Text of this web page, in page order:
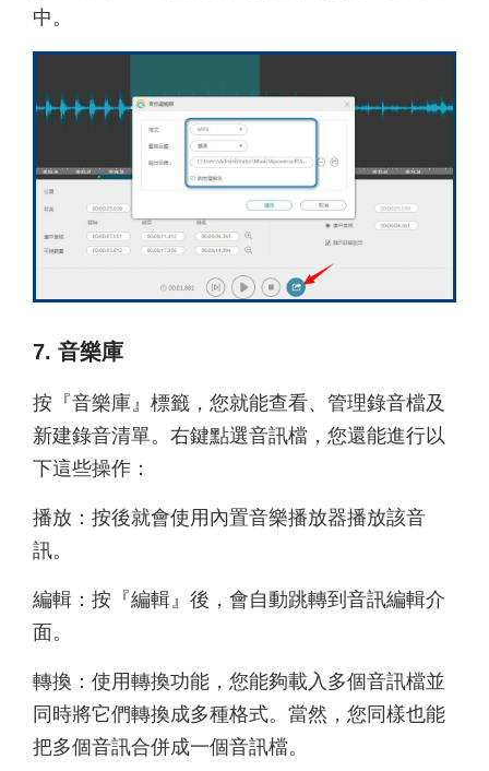
中。
7. 音樂庫
按『音樂庫』標籤，您就能查看、管理錄音檔及
新建錄音清單。右鍵點選音訊檔，您還能進行以
下這些操作：
播放：按後就會使用內置音樂播放器播放該音
訊。
編輯：按『編輯』後，會自動跳轉到音訊編輯介
面。
轉換：使用轉換功能，您能夠載入多個音訊檔並
同時將它們轉換成多種格式。當然，您同樣也能
把多個音訊合併成一個音訊檔。